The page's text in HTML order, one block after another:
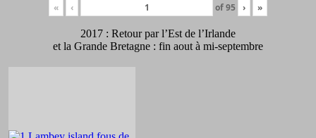
« ‹ of95 › »
2017 : Retour par l’Est de l’Irlande
et la Grande Bretagne : fin aout à mi-septembre